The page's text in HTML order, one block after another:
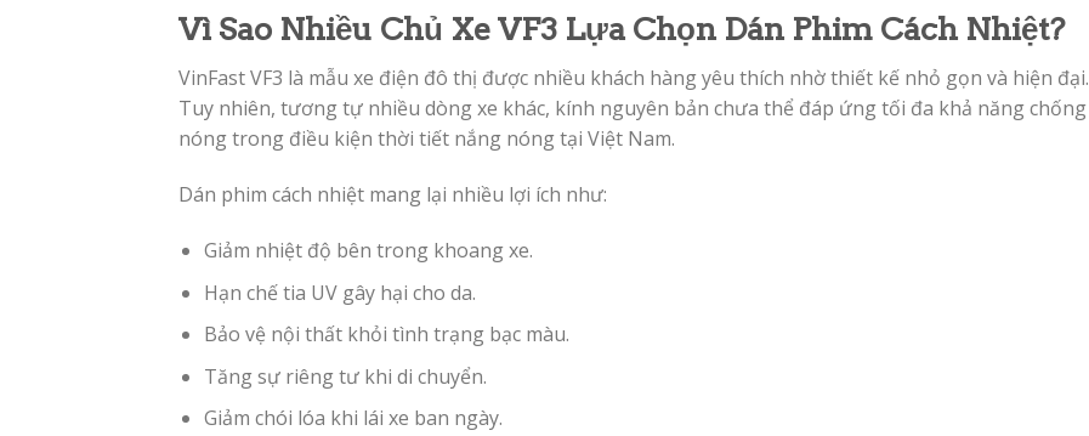
Vì Sao Nhiều Chủ Xe VF3 Lựa Chọn Dán Phim Cách Nhiệt?
VinFast VF3 là mẫu xe điện đô thị được nhiều khách hàng yêu thích nhờ thiết kế nhỏ gọn và hiện đại.
Tuy nhiên, tương tự nhiều dòng xe khác, kính nguyên bản chưa thể đáp ứng tối đa khả năng chống
nóng trong điều kiện thời tiết nắng nóng tại Việt Nam.
Dán phim cách nhiệt mang lại nhiều lợi ích như:
Giảm nhiệt độ bên trong khoang xe.
Hạn chế tia UV gây hại cho da.
Bảo vệ nội thất khỏi tình trạng bạc màu.
Tăng sự riêng tư khi di chuyển.
Giảm chói lóa khi lái xe ban ngày.